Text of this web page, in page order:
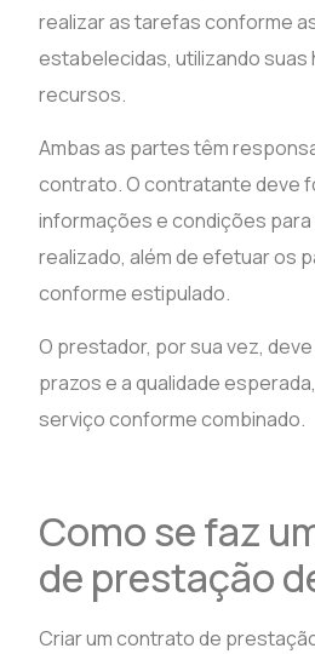
realizar as tarefas conforme
estabelecidas, utilizando suas
recursos.
Ambas as partes têm
contrato. O contratante deve
informações e condições
realizado, além de efetuar os
conforme estipulado.
O prestador, por sua vez,
prazos e a qualidade
serviço conforme combinado.
Como se faz
de prestação
Criar um contrato de